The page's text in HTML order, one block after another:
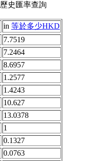
歷史匯率查詢
in 等於多少HKD
7.7519
7.2464
8.6957
1.2577
1.4243
10.627
13.0378
1
0.1327
0.0763